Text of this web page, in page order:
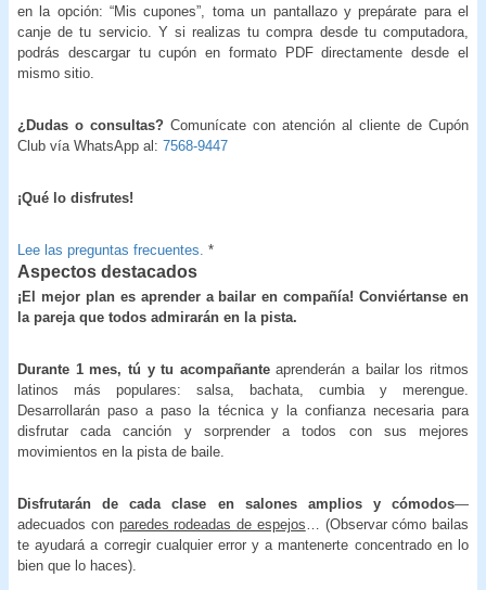
en la opción: “Mis cupones”, toma un pantallazo y prepárate para el
canje de tu servicio. Y si realizas tu compra desde tu computadora,
podrás descargar tu cupón en formato PDF directamente desde el
mismo sitio.
¿Dudas o consultas? Comunícate con atención al cliente de Cupón
Club vía WhatsApp al: 7568-9447
¡Qué lo disfrutes!
Lee las preguntas frecuentes. *
Aspectos destacados
¡El mejor plan es aprender a bailar en compañía! Conviértanse en
la pareja que todos admirarán en la pista.
Durante 1 mes, tú y tu acompañanteaprenderán a bailar los ritmos
latinos más populares: salsa, bachata, cumbia y merengue.
Desarrollarán paso a paso la técnica y la confianza necesaria para
disfrutar cada canción y sorprender a todos con sus mejores
movimientos en la pista de baile.
Disfrutarán de cada clase en salones amplios y cómodos—
adecuados con paredes rodeadas de espejos … (Observar cómo bailas
te ayudará a corregir cualquier error y a mantenerte concentrado en lo
bien que lo haces).